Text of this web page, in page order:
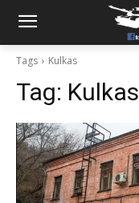
Tags Kulkas
Tag: Kulkas